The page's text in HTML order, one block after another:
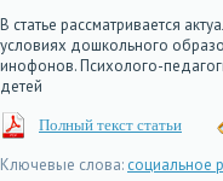
В статье рассматривается
условиях дошкольного
инофонов. Психолого-
детей
Полный текст статьи
Ключевые слова: социальное